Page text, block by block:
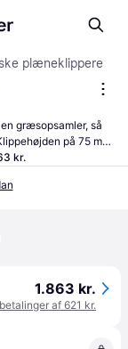
plæneklippere
græsopsamler, så
på 75 mm
ofte.
kr.
1.863 kr.
af 621 kr.